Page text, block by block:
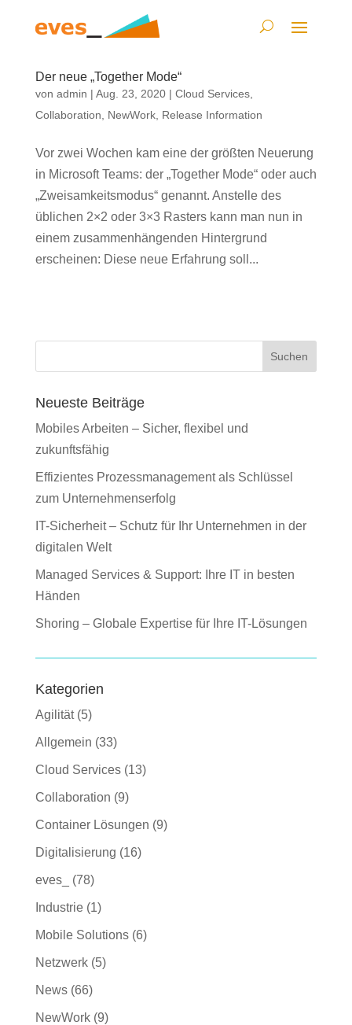
Der neue „Together Mode“
von admin | Aug. 23, 2020| Cloud Services,
Collaboration
NewWork, Release Information
Vor zwei Wochen kam eine der größten Neuerung
in Microsoft Teams: der „Together Mode“ oder auch
„Zweisamkeitsmodus“ genannt. Anstelle des
üblichen 2×2 oder 3×3 Rasters kann man nun in
einem zusammenhängenden Hintergrund
erscheinen: Diese neue Erfahrung soll...
Suchen
Neueste Beiträge
Mobiles Arbeiten – Sicher, flexibel und
zukunftsfähig
Effizientes Prozessmanagement als Schlüssel
zum Unternehmenserfolg
IT-Sicherheit – Schutz für Ihr Unternehmen in der
digitalen Welt
Managed Services & Support: Ihre IT in besten
Händen
Shoring – Globale Expertise für Ihre IT-Lösungen
Kategorien
Agilität(5)
Allgemein (33)
Cloud Services(13)
Collaboration (9)
Container Lösungen (9)
Digitalisierung (16)
eves_ (78)
Industrie(1)
Mobile Solutions(6)
Netzwerk(5)
News(66)
NewWork(9)